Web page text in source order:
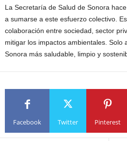
La Secretaría de Salud de Sonora
a sumarse a este esfuerzo colectivo.
colaboración entre sociedad, sector
mitigar los impactos ambientales. Solo
Sonora más saludable, limpio y
Facebook Twitter Pinterest